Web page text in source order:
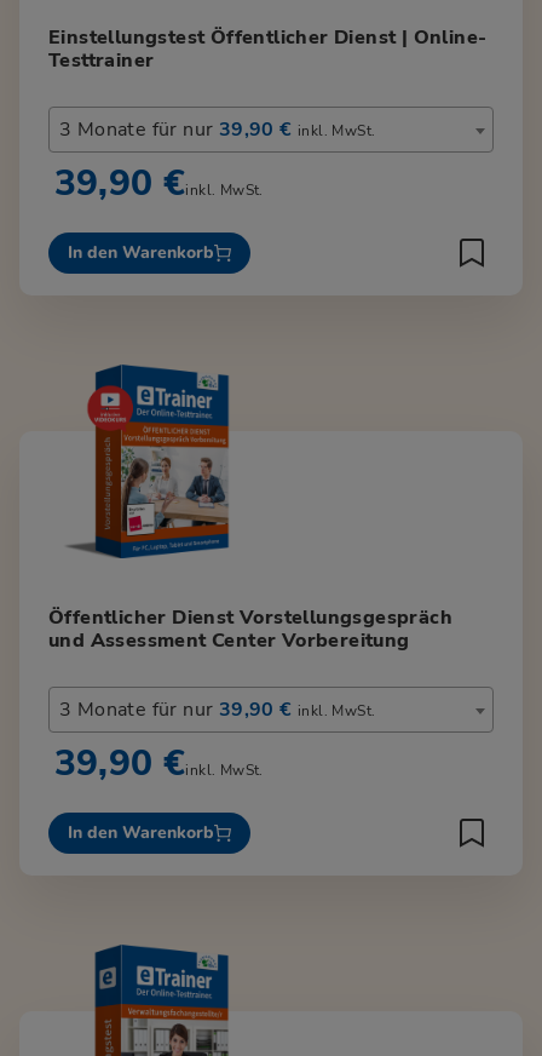
Einstellungstest Öffentlicher Dienst | Online-
Testtrainer
3 Monate für nur 39,90 € inkl. MwSt.
39,90 €inkl. MwSt.
In den Warenkorb
Öffentlicher Dienst Vorstellungsgespräch
und Assessment Center Vorbereitung
3 Monate für nur 39,90 € inkl. MwSt.
39,90 €inkl. MwSt.
In den Warenkorb